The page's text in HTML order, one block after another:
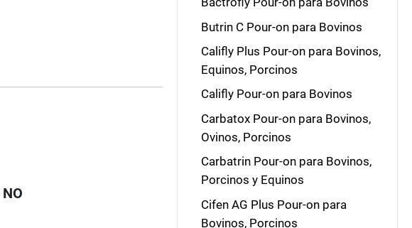
NO
Butrin C Pour-on para Bovinos
Califly Plus Pour-on para Bovinos,
Equinos, Porcinos
Califly Pour-on para Bovinos
Carbatox Pour-on para Bovinos,
Ovinos, Porcinos
Carbatrin Pour-on para Bovinos,
Porcinos y Equinos
Cifen AG Plus Pour-on para
Bovinos, Porcinos